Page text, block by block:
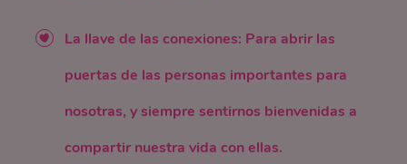
La llave de las conexiones: Para abrir las
puertas de las personas importantes para
nosotras, y siempre sentirnos bienvenidas a
compartir nuestra vida con ellas.